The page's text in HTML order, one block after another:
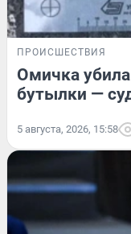
ПРОИСШЕСТВИЯ
Омичка
бутылки —
5 августа, 2026, 15:58